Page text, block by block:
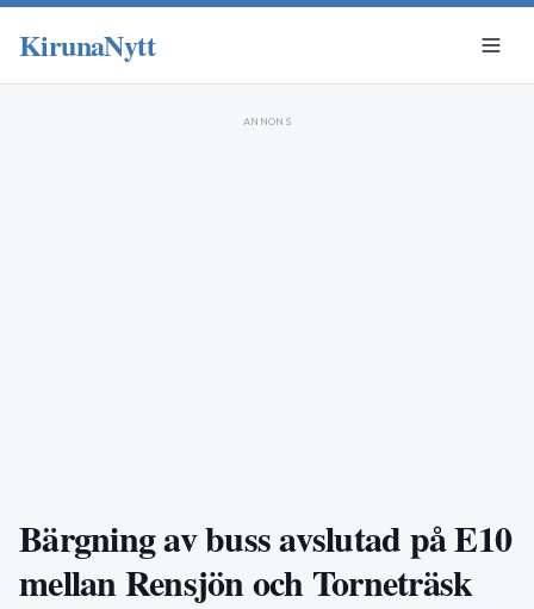
KirunaNytt
ANNONS
Bärgning av buss avslutad på E10
mellan Rensjön och Torneträsk